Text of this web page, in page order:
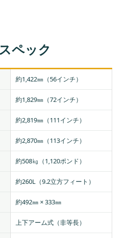
ペック
約1,422㎜（56インチ）
約1,829㎜（72インチ）
約2,819㎜（111インチ）
約2,870㎜（113インチ）
約508㎏（1,120ポンド）
約260L（9.2立方フィート）
約492㎜ × 333㎜
上下アーム式（非等長）